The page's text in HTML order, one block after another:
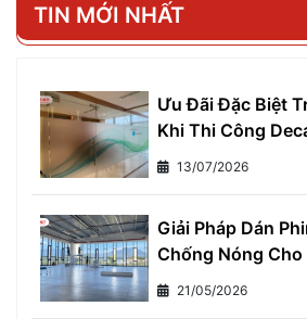
TIN MỚI NHẤT
Ưu Đãi Đặc Biệt
Khi Thi Công
Gia Huy Khu Vực
13/07/2026
Giải Pháp Dán
Chống Nóng
- Giảm Ngay 7°C,
21/05/2026